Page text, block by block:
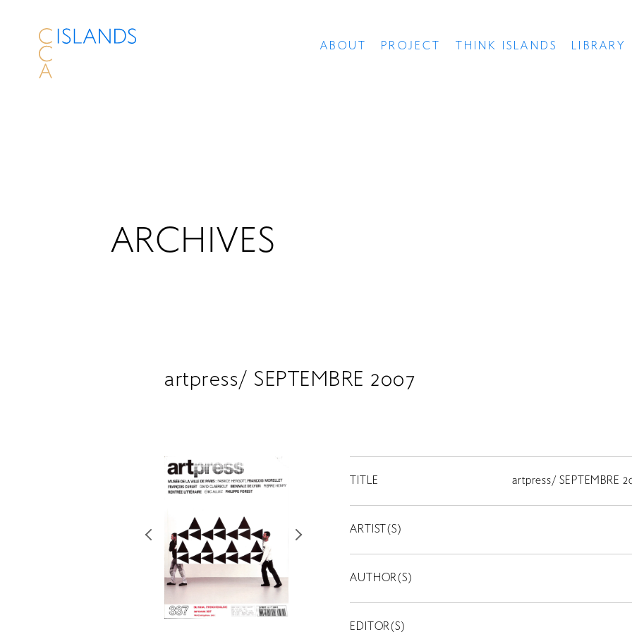
ABOUT PROJECT THINK ISLANDS LIBRARY
ARCHIVES
artpress/ SEPTEMBRE 2007
TITLE artpress/ SEPTEMBRE
ARTIST(S)
AUTHOR(S)
EDITOR(S)